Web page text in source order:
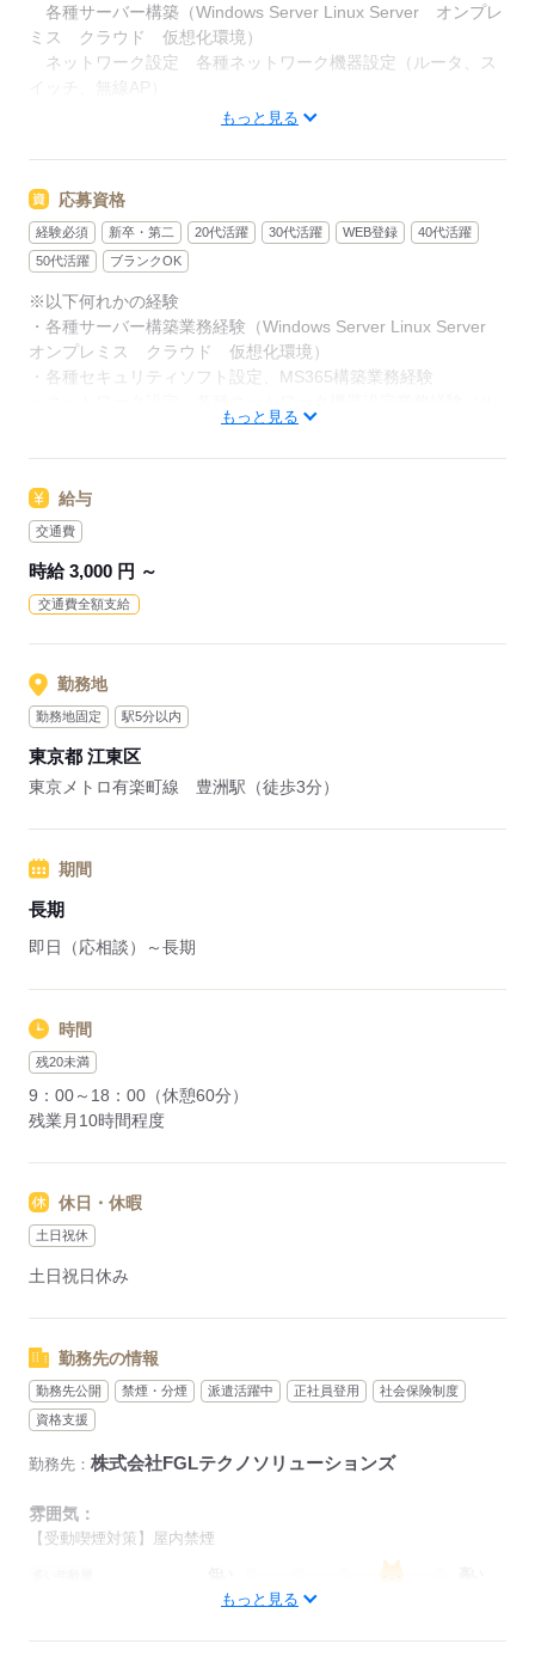
各種サーバー構築（Windows Server Linux Server オンプレ
ミス クラウド 仮想化環境）
ネットワーク設定 各種ネットワーク機器設定（ルータ、ス
イッチ、無線AP）
各種セキュリティソフト設定、MS365構築
【組織構成】
30名が各種サービスを提供しており、上記の業務を担当する
SEチームに所属します。
営業部門やヘルプデスクチームやテクニカルサポートセンタ
応募する
もっと見る
応募資格
経験必須 新卒・第二 20代活躍 30代活躍 WEB登録
40代活躍
50代活躍
ブランクOK
※以下何れかの経験
・各種サーバー構築業務経験（Windows Server Linux Server
オンプレミス クラウド 仮想化環境）
・各種セキュリティソフト設定、MS365構築業務経験
ータ、スイッチ、無線AP）
もっと見る
給与
交通費
時給 3,000 円 ～
交通費全額支給
勤務地
勤務地固定 駅5分以内
東京都 江東区
東京メトロ有楽町線 豊洲駅（徒歩3分）
期間
長期
即日（応相談）～長期
時間
残20未満
9：00～18：00（休憩60分）
残業月10時間程度
休日・休暇
土日祝休
土日祝日休み
勤務先の情報
勤務先公開 禁煙・分煙 派遣活躍中 正社員登用
社会保険制度
資格支援
勤務先： 株式会社FGLテクノソリューションズ
雰囲気：
【受動喫煙対策】屋内禁煙
もっと見る